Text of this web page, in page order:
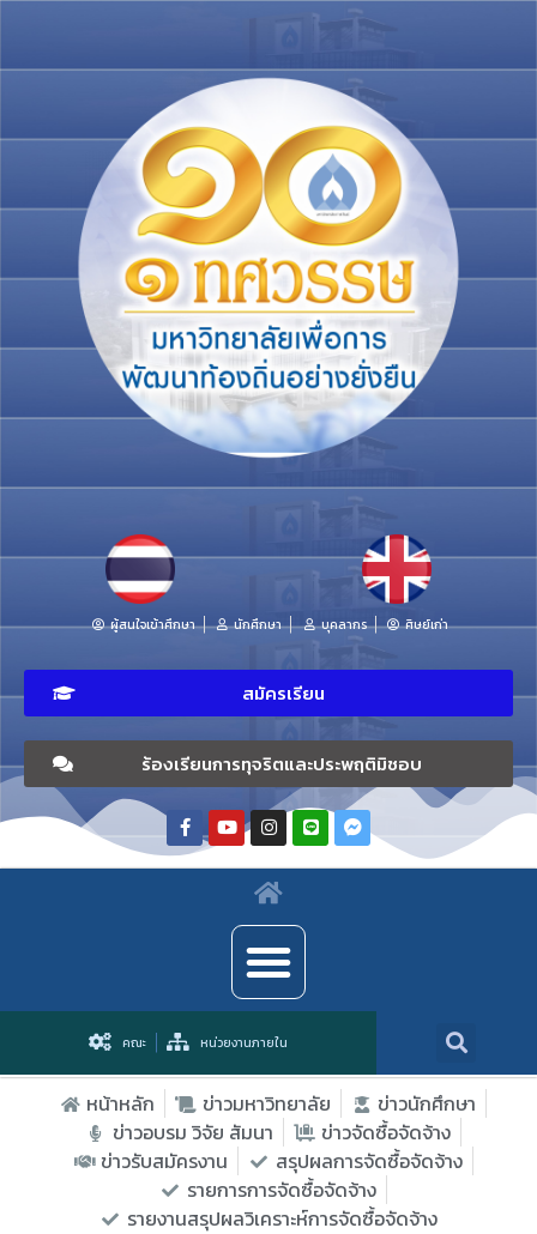
ผู้สนใจเข้าศึกษา นักศึกษา บุคลากร ศิษย์เก่า
สมัครเรียน
ร้องเรียนการทุจริตและประพฤติมิชอบ
คณะ หน่วยงานภายใน
หน้าหลัก ข่าวมหาวิทยาลัย
ข่าวนักศึกษา
ข่าวอบรม วิจัย สัมนา
ข่าวจัดซื้อจัดจ้าง
ข่าวรับสมัครงาน
สรุปผลการจัดซื้อจัดจ้าง
รายการการจัดซื้อจัดจ้าง
รายงานสรุปผลวิเคราะห์การจัดซื้อจัดจ้าง